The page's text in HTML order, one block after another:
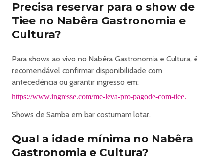
Precisa reservar para o show de
Tiee no Nabêra Gastronomia e
Cultura?
Para shows ao vivo no Nabêra Gastronomia e Cultura, é
recomendável confirmar disponibilidade com
antecedência ou garantir ingresso em:
https://www.ingresse.com/me-leva-pro-pagode-com-tiee.
Shows de Samba em bar costumam lotar.
Qual a idade mínima no Nabêra
Gastronomia e Cultura?